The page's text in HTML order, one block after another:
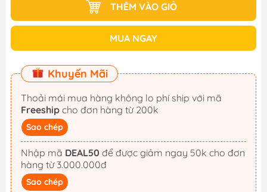
THÊM VÀO GIỎ
MUA NGAY
Khuyến Mãi
Thoải mái mua hàng không lo phí ship với mã
Freeship cho đơn hàng từ 200k
Sao chép
Nhập mã DEAL50
hàng từ 3.000.000đ
Sao chép